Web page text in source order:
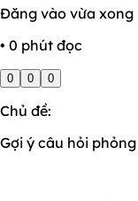
Đăng vào vừa xong
• 0 phút đọc
0 0 0
Chủ đề:
Gợi ý câu hỏi